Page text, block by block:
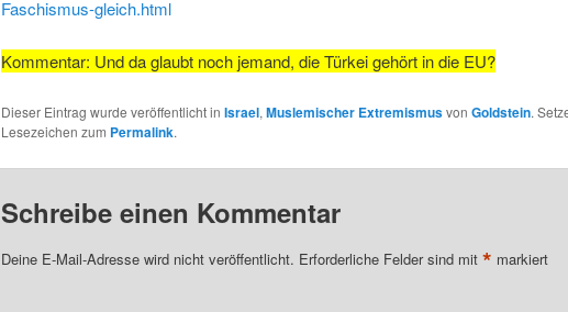
Faschismus-gleich.html
Kommentar: Und da glaubt noch jemand, die Türkei gehört in die EU?
Dieser Eintrag wurde veröffentlicht in Israel, Muslemischer Extremismusvon Goldstein.
Lesezeichen zum Permalink.
Schreibe einen Kommentar
Deine E-Mail-Adresse wird nicht veröffentlicht. Erforderliche Felder sind mit * markiert